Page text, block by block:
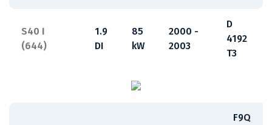
S40 I
(644)
1.9
DI
85
kW
2000 -
2003
D
4192
T3
F9Q